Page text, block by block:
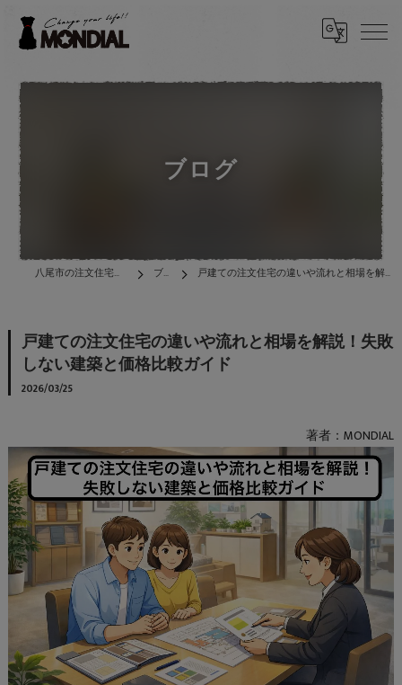
ブログ
八尾市の注文住宅は株式会社MONDIAL ブログ 戸建ての注文住宅の違いや流れと相場を解説！失敗しない建築と価格比較ガイド
戸建ての注文住宅の違いや流れと相場を解説！失敗
しない建築と価格比較ガイド
2026/03/25
著者：MONDIAL